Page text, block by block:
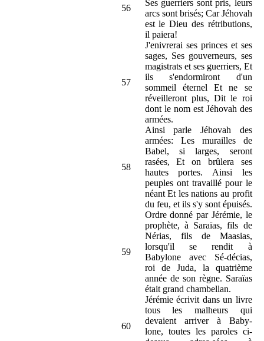
56
Ses guerriers sont pris, leurs
arcs sont brisés; Car Jéhovah
est le Dieu des rétributions,
il paiera!
57
J'enivrerai ses princes et ses
sages, Ses gouverneurs, ses
magistrats et ses guerriers, Et
ils s'endormiront d'un
sommeil éternel Et ne se
réveilleront plus, Dit le roi
dont le nom est Jéhovah des
armées.
58
Ainsi parle Jéhovah des
armées: Les murailles de
Babel, si larges, seront
rasées, Et on brûlera ses
hautes portes. Ainsi les
peuples ont travaillé pour le
néant Et les nations au profit
du feu, et ils s'y sont épuisés.
59
Ordre donné par Jérémie, le
prophète, à Saraïas, fils de
Nérias, fils de Maasias,
lorsqu'il se rendit à
Babylone avec Sé-décias,
roi de Juda, la quatrième
année de son règne. Saraïas
était grand chambellan.
60
Jérémie écrivit dans un livre
tous les malheurs qui
devaient arriver à Baby-
lone, toutes les paroles ci-